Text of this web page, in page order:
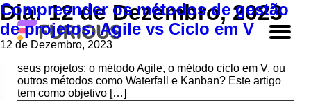
Dia:12 de Dezembro, 2023
Compreender os métodos de gestão
de projetos: Agile vs Ciclo em V
12 de Dezembro, 2023
Num universo onde a gestão de projetos evolui
constantemente, compreender as diferentes
metodologias disponíveis é essencial para qualquer
profissional que aspire à excelência. Talvez se
seus projetos: o método Agile, o método ciclo em V, ou
outros métodos como Waterfall e Kanban? Este artigo
tem como objetivo […]